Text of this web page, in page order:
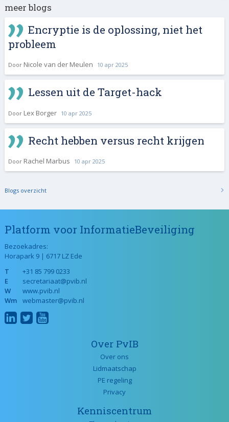
meer blogs
Encryptie is de oplossing, niet het
probleem
Door Nicole van der Meulen 10 apr 2025
Lessen uit de Target-hack
Door Lex Borger 10 apr 2025
Recht hebben versus recht krijgen
Door Rachel Marbus 10 apr 2025
Blogs overzicht
Platform voor InformatieBeveiliging
Bezoekadres:
Horapark 9 | 6717 LZ Ede
T
+31 85 799 0233
E
secretariaat@pvib.nl
W
www.pvib.nl
Wm
webmaster@pvib.nl
Over PvIB
Over ons
Lidmaatschap
PE regeling
Privacy
Kenniscentrum